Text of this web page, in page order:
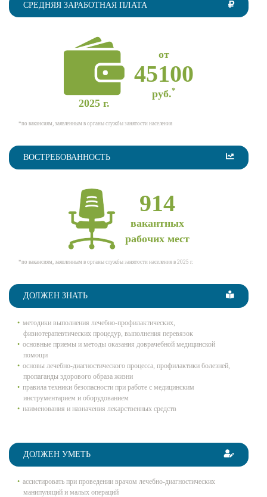
СРЕДНЯЯ ЗАРАБОТНАЯ ПЛАТА
2025 г.
от
45100
руб.*
*по вакансиям, заявленным в органы службы занятости населения
ВОСТРЕБОВАННОСТЬ
914
вакантных
рабочих мест
*по вакансиям, заявленным в органы службы занятости населения в 2025 г.
ДОЛЖЕН ЗНАТЬ
методики выполнения лечебно-профилактических,
физиотерапевтических процедур, выполнения перевязок
основные приемы и методы оказания доврачебной медицинской
помощи
основы лечебно-диагностического процесса, профилактики болезней,
пропаганды здорового образа жизни
правила техники безопасности при работе с медицинским
инструментарием и оборудованием
наименования и назначения лекарственных средств
ДОЛЖЕН УМЕТЬ
ассистировать при проведении врачом лечебно-диагностических
манипуляций и малых операций